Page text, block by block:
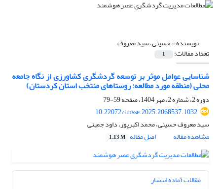
نویسنده =حسینی، سید معروف
تعداد مقالات: 1
شناسایی عوامل موثر بر توسعه گردشگری کشاورزی از نگاه جامعه
محلی (منطقه مورد مطالعه: روستاهای منتخب استان کردستان)
دوره 2، شماره 2، مهر 1404، صفحه
59-79
10.22072/tmsse.2025.2068537.1032
سید معروف حسینی، محمد اکبرپور، داود جمینی
مشاهده مقاله
اصل مقاله 1.13 M
مقالات آماده انتشار